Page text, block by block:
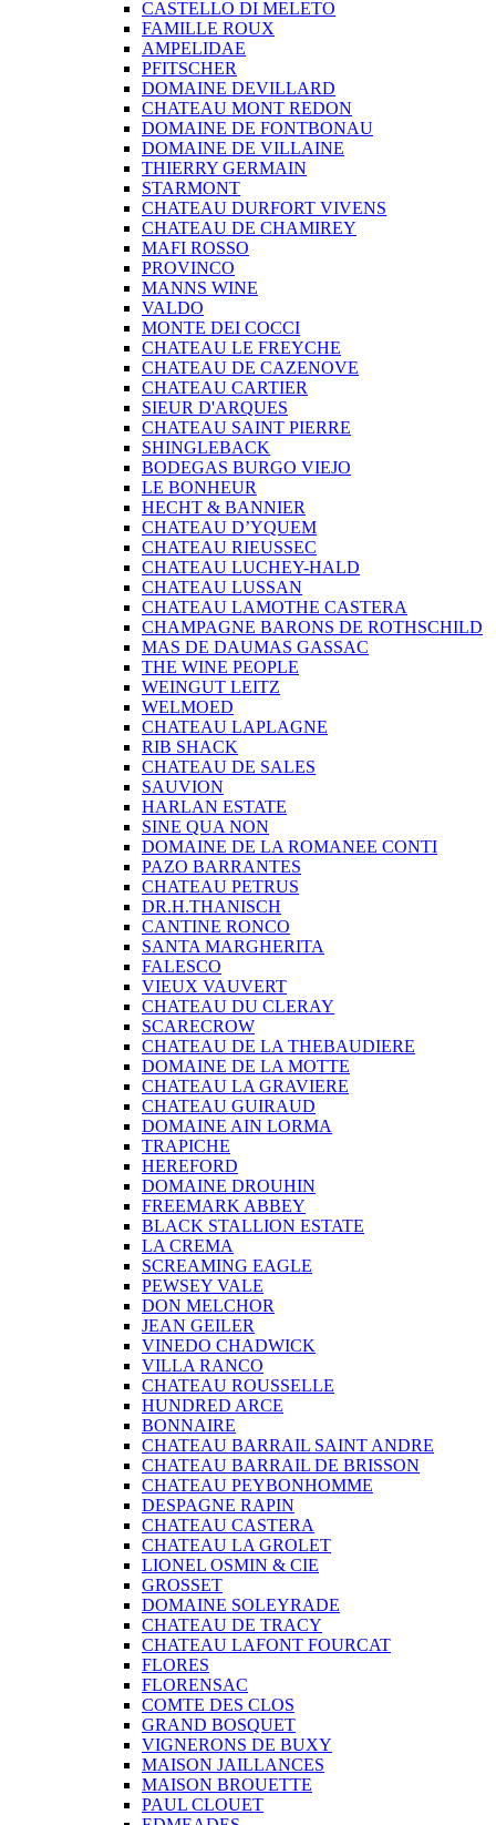
CASTELLO DI MELETO
FAMILLE ROUX
AMPELIDAE
PFITSCHER
DOMAINE DEVILLARD
CHATEAU MONT REDON
DOMAINE DE FONTBONAU
DOMAINE DE VILLAINE
THIERRY GERMAIN
STARMONT
CHATEAU DURFORT VIVENS
CHATEAU DE CHAMIREY
MAFI ROSSO
PROVINCO
MANNS WINE
VALDO
MONTE DEI COCCI
CHATEAU LE FREYCHE
CHATEAU DE CAZENOVE
CHATEAU CARTIER
SIEUR D'ARQUES
CHATEAU SAINT PIERRE
SHINGLEBACK
BODEGAS BURGO VIEJO
LE BONHEUR
HECHT & BANNIER
CHATEAU D’YQUEM
CHATEAU RIEUSSEC
CHATEAU LUCHEY-HALD
CHATEAU LUSSAN
CHATEAU LAMOTHE CASTERA
CHAMPAGNE BARONS DE ROTHSCHILD
MAS DE DAUMAS GASSAC
THE WINE PEOPLE
WEINGUT LEITZ
WELMOED
CHATEAU LAPLAGNE
RIB SHACK
CHATEAU DE SALES
SAUVION
HARLAN ESTATE
SINE QUA NON
DOMAINE DE LA ROMANEE CONTI
PAZO BARRANTES
CHATEAU PETRUS
DR.H.THANISCH
CANTINE RONCO
SANTA MARGHERITA
FALESCO
VIEUX VAUVERT
CHATEAU DU CLERAY
SCARECROW
CHATEAU DE LA THEBAUDIERE
DOMAINE DE LA MOTTE
CHATEAU LA GRAVIERE
CHATEAU GUIRAUD
DOMAINE AIN LORMA
TRAPICHE
HEREFORD
DOMAINE DROUHIN
FREEMARK ABBEY
BLACK STALLION ESTATE
LA CREMA
SCREAMING EAGLE
PEWSEY VALE
DON MELCHOR
JEAN GEILER
VINEDO CHADWICK
VILLA RANCO
CHATEAU ROUSSELLE
HUNDRED ARCE
BONNAIRE
CHATEAU BARRAIL SAINT ANDRE
CHATEAU BARRAIL DE BRISSON
CHATEAU PEYBONHOMME
DESPAGNE RAPIN
CHATEAU CASTERA
CHATEAU LA GROLET
LIONEL OSMIN & CIE
GROSSET
DOMAINE SOLEYRADE
CHATEAU DE TRACY
CHATEAU LAFONT FOURCAT
FLORES
FLORENSAC
COMTE DES CLOS
GRAND BOSQUET
VIGNERONS DE BUXY
MAISON JAILLANCES
MAISON BROUETTE
PAUL CLOUET